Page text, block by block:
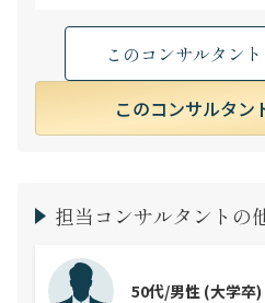
このコンサルタン
このコンサルタン
担当コンサルタントの
50代/男性 (大学卒)